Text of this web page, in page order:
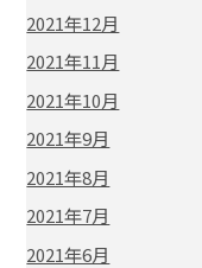
2021年12月
2021年11月
2021年10月
2021年9月
2021年8月
2021年7月
2021年6月